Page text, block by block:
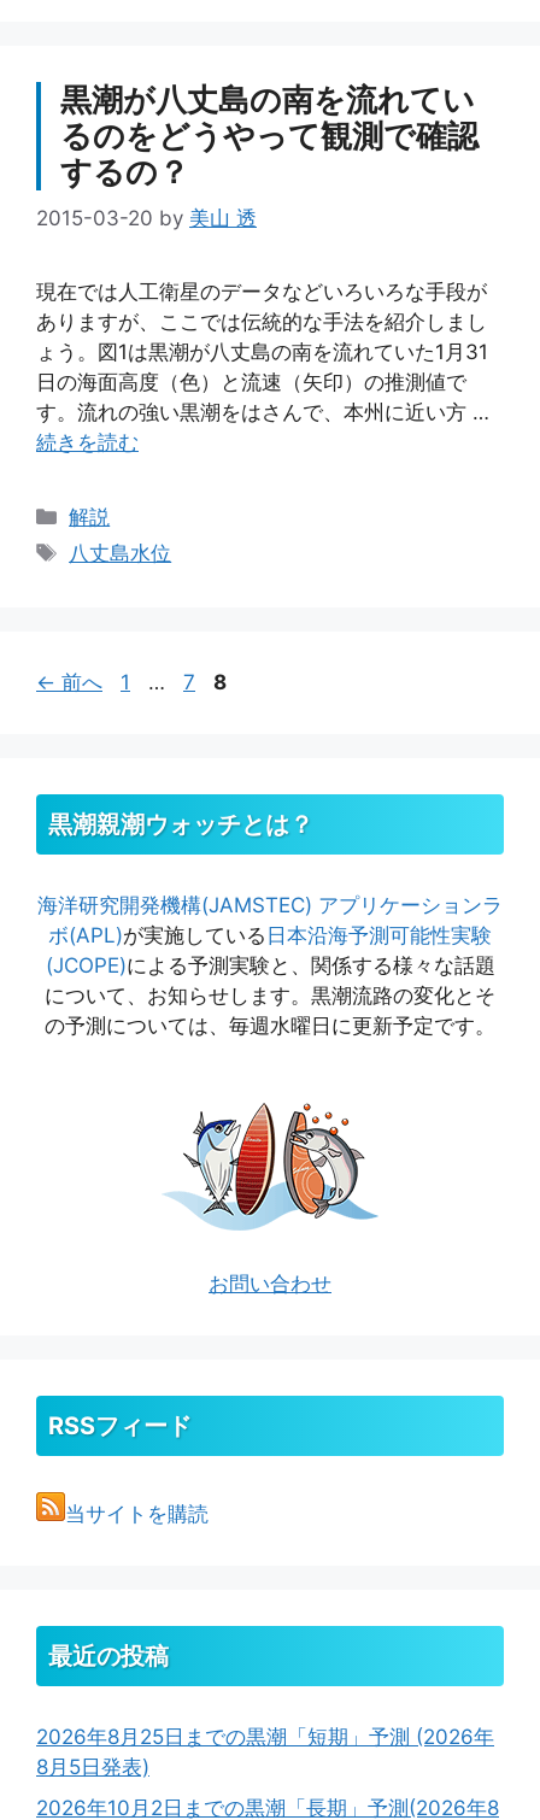
黒潮が八丈島の南を流れてい
るのをどうやって観測で確認
するの？
2015-03-20 by 美山 透
現在では人工衛星のデータなどいろいろな手段が
ありますが、ここでは伝統的な手法を紹介しまし
ょう。図1は黒潮が八丈島の南を流れていた1月31
日の海面高度（色）と流速（矢印）の推測値で
す。流れの強い黒潮をはさんで、本州に近い方 …
続きを読む
カ
テ
解説
タ
八丈島水位
← 前へ
ペ
1 …
ペ
7
ペ
8
黒潮親潮ウォッチとは？
海洋研究開発機構(JAMSTEC) アプリケーションラ
ボ(APL)が実施している 日本沿海予測可能性実験
(JCOPE)による予測実験と、関係する様々な話題
について、お知らせします。黒潮流路の変化とそ
の予測については、毎週水曜日に更新予定です。
お問い合わせ
RSSフィード
当サイトを購読
最近の投稿
2026年8月25日までの黒潮「短期」予測 (2026年
8月5日発表)
2026年10月2日までの黒潮「長期」予測(2026年8